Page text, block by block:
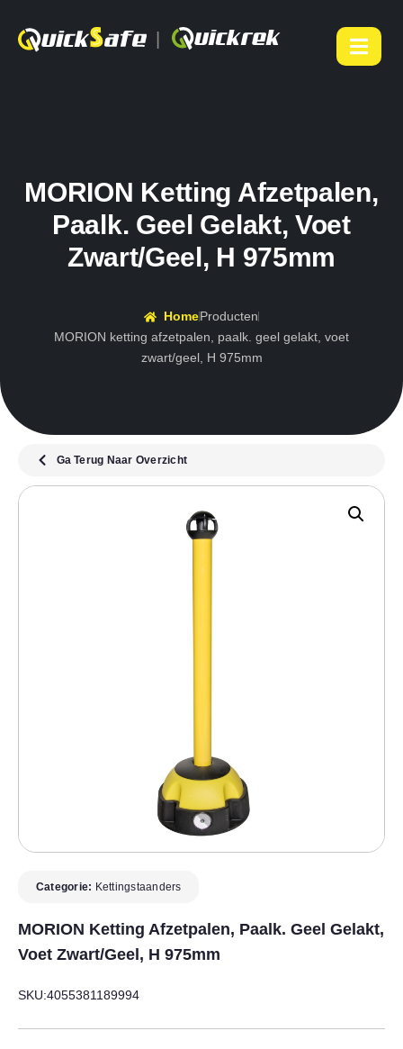
MORION Ketting Afzetpalen,
Paalk. Geel Gelakt, Voet
Zwart/geel, H 975mm
HomeProducten
MORION ketting afzetpalen, paalk. geel gelakt, voet
zwart/geel, H 975mm
Ga Terug Naar Overzicht
Categorie: Kettingstaanders
MORION Ketting Afzetpalen, Paalk. Geel Gelakt,
Voet Zwart/geel, H 975mm
SKU:4055381189994